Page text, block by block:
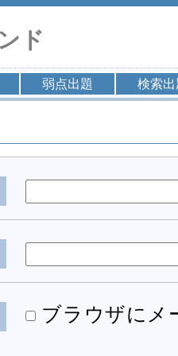
ド
弱点出題 検索出
ブラウザにメ